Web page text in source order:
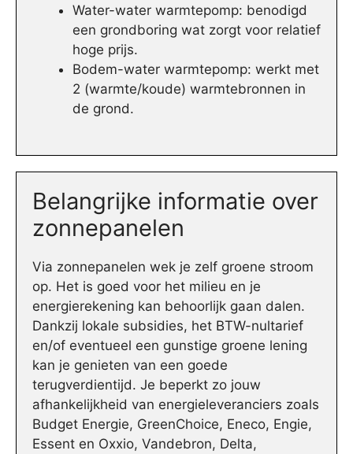
Water-water warmtepomp: benodigd
een grondboring wat zorgt voor relatief
hoge prijs.
Bodem-water warmtepomp: werkt met
2 (warmte/koude) warmtebronnen in
de grond.
Belangrijke informatie over
zonnepanelen
Via zonnepanelen wek je zelf groene stroom
op. Het is goed voor het milieu en je
energierekening kan behoorlijk gaan dalen.
Dankzij lokale subsidies, het BTW-nultarief
en/of eventueel een gunstige groene lening
kan je genieten van een goede
terugverdientijd. Je beperkt zo jouw
afhankelijkheid van energieleveranciers zoals
Budget Energie, GreenChoice, Eneco, Engie,
Essent en Oxxio, Vandebron, Delta,